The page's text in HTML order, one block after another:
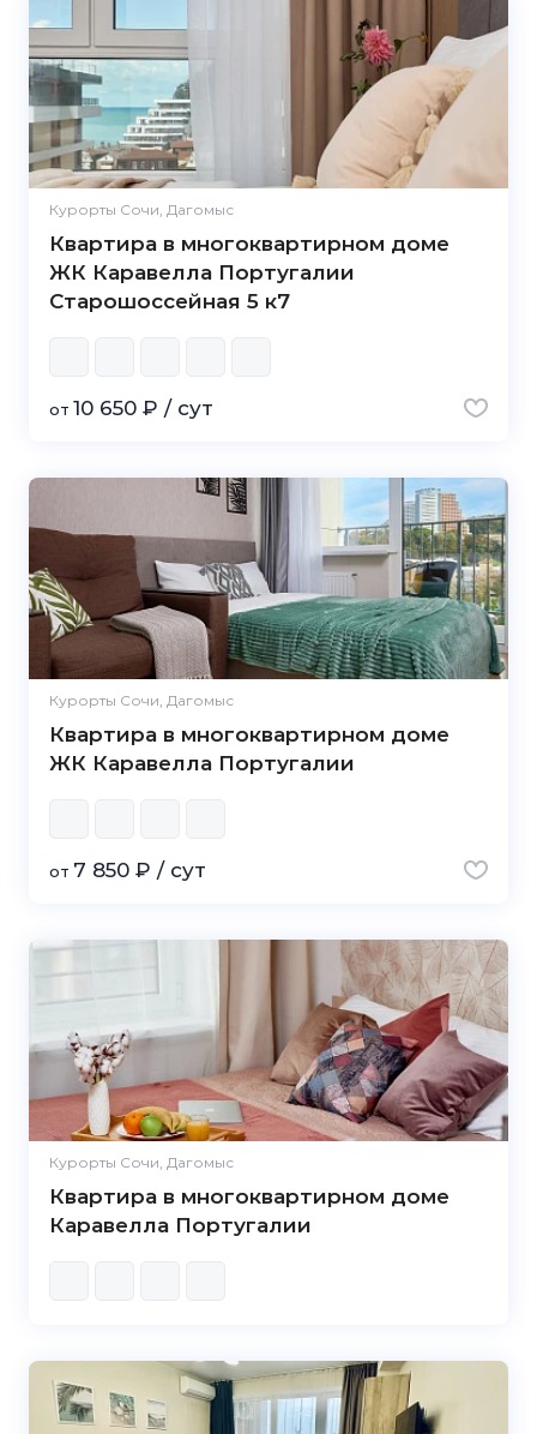
Курорты Сочи, Дагомыс
Квартира в многоквартирном доме
ЖК Каравелла Португалии
Старошоссейная 5 к7
от 10 650 ₽ / сут
Курорты Сочи, Дагомыс
Квартира в многоквартирном доме
ЖК Каравелла Португалии
от 7 850 ₽ / сут
Курорты Сочи, Дагомыс
Квартира в многоквартирном доме
Каравелла Португалии